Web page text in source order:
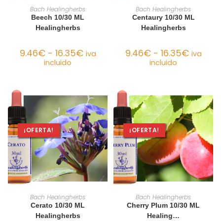
SELECCIONAR OPCIONES
Bach Healingherbs
Beech 10/30 ML
Healingherbs
9.46€ - 16.35€ iva
incluido
SELECCIONAR OPCIONES
Bach Healingherbs
Centaury 10/30 ML
Healingherbs
9.46€ - 16.35€ iva
incluido
¡OFERTA!
SELECCIONAR OPCIONES
Bach Healingherbs
Cerato 10/30 ML
Healingherbs
¡OFERTA!
SELECCIONAR OPCIONES
Bach Healingherbs
Cherry Plum 10/30 ML
Healing…